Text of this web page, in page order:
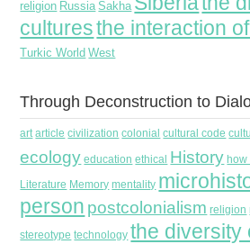
religion Russia Sakha
culturesthe interaction
Turkic World West
Through Deconstruction to
art article civilization colonial cultural code
ecology education ethical History how
Literature Memory mentality
person postcolonialism religion
stereotype technology the diversity